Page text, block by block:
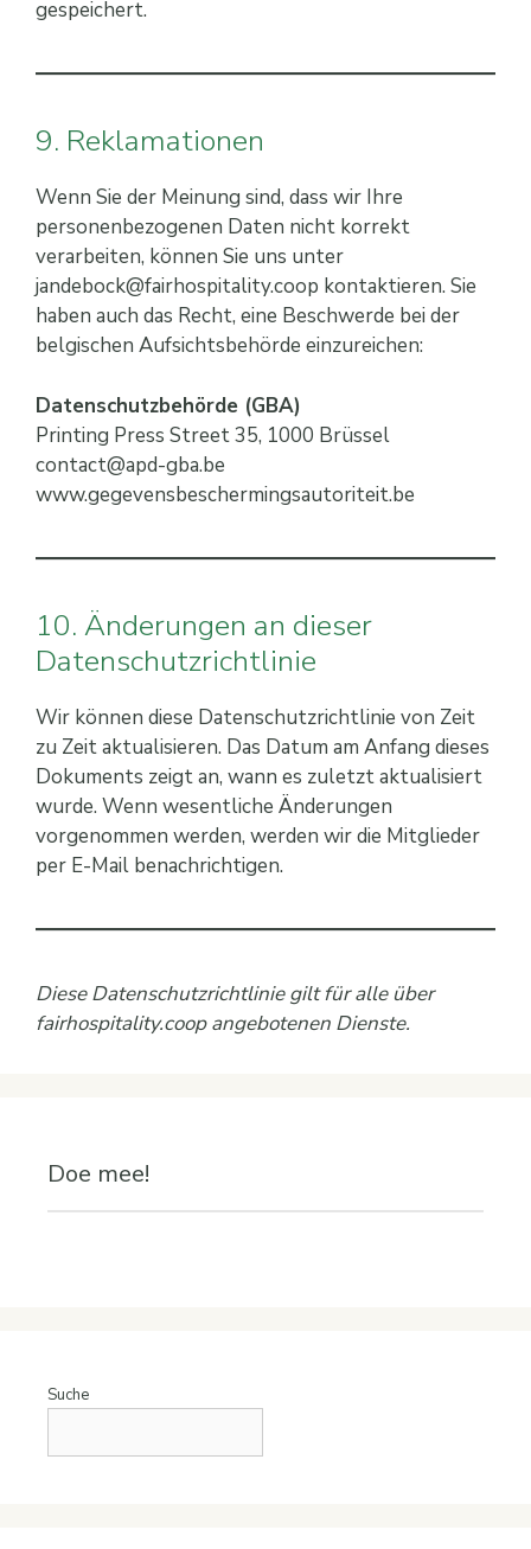
gespeichert.
9. Reklamationen
Wenn Sie der Meinung sind, dass wir Ihre
personenbezogenen Daten nicht korrekt
verarbeiten, können Sie uns unter
jandebock@fairhospitality.coop kontaktieren. Sie
haben auch das Recht, eine Beschwerde bei der
belgischen Aufsichtsbehörde einzureichen:
Datenschutzbehörde (GBA)
Printing Press Street 35, 1000 Brüssel
contact@apd-gba.be
www.gegevensbeschermingsautoriteit.be
10. Änderungen an dieser
Datenschutzrichtlinie
Wir können diese Datenschutzrichtlinie von Zeit
zu Zeit aktualisieren. Das Datum am Anfang dieses
Dokuments zeigt an, wann es zuletzt aktualisiert
wurde. Wenn wesentliche Änderungen
vorgenommen werden, werden wir die Mitglieder
per E-Mail benachrichtigen.
Diese Datenschutzrichtlinie gilt für alle über
fairhospitality.coop angebotenen Dienste.
Doe mee!
Suche